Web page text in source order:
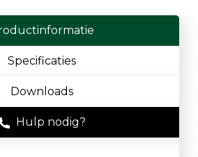
Specificaties
Downloads
Hulp nodig?